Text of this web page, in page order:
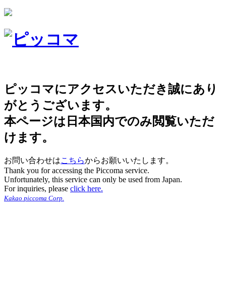
ピッコマにアクセスいただき誠にあり
がとうございます。
本ページは日本国内でのみ閲覧いただ
けます。
お問い合わせはこちらからお願いいたします。
Thank you for accessing the Piccoma service.
Unfortunately, this service can only be used from Japan.
For inquiries, please click here.
Kakao piccoma Corp.